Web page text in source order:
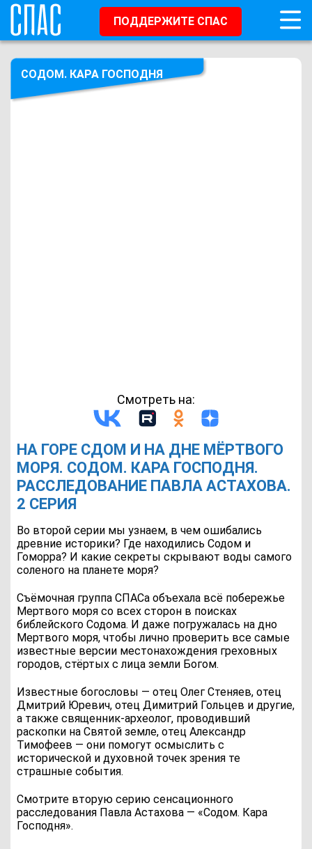
ПОДДЕРЖИТЕ СПАС
СОДОМ. КАРА ГОСПОДНЯ
Смотреть на:
НА ГОРЕ СДОМ И НА ДНЕ МЁРТВОГО
МОРЯ. СОДОМ. КАРА ГОСПОДНЯ.
РАССЛЕДОВАНИЕ ПАВЛА АСТАХОВА.
2 СЕРИЯ
Во второй серии мы узнаем, в чем ошибались
древние историки? Где находились Содом и
Гоморра? И какие секреты скрывают воды самого
соленого на планете моря?
Съёмочная группа СПАСа объехала всё побережье
Мертвого моря со всех сторон в поисках
библейского Содома. И даже погружалась на дно
Мертвого моря, чтобы лично проверить все самые
известные версии местонахождения греховных
городов, стёртых с лица земли Богом.
Известные богословы — отец Олег Стеняев, отец
Дмитрий Юревич, отец Димитрий Гольцев и другие,
а также священник-археолог, проводивший
раскопки на Святой земле, отец Александр
Тимофеев — они помогут осмыслить с
исторической и духовной точек зрения те
страшные события.
Смотрите вторую серию сенсационного
расследования Павла Астахова — «Содом. Кара
Господня».